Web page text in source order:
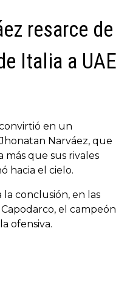
resarce de
Italia a UAE
en un
Narváez, que
que sus rivales
hacia el cielo.
conclusión, en las
el campeón
ofensiva.